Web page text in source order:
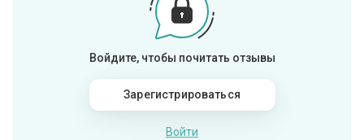
Войдите, чтобы почитать отзывы
Зарегистрироваться
Войти